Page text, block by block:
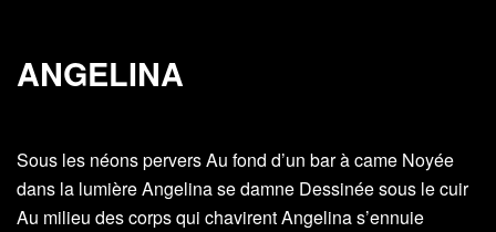
ANGELINA
Sous les néons pervers Au fond d’un bar à came Noyée
dans la lumière Angelina se damne Dessinée sous le cuir
Au milieu des corps qui chavirent Angelina s’ennuie